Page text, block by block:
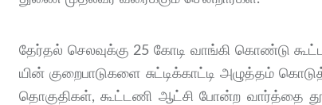
தேர்தல் செலவுக்கு 25 கோடி வாங்கி கொண்டு
யின் குறை​பாடு​களை சுட்​டிக்​காட்டி அழுத்​தம்
தொகு​தி​கள், கூட்​டணி ஆட்சி போன்ற வார்த்தை